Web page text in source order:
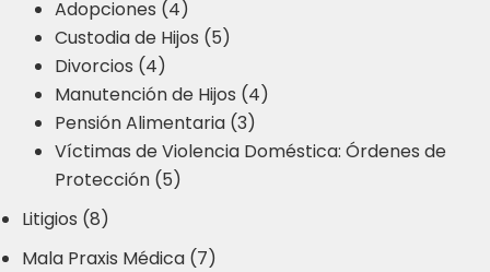
Adopciones (4)
Custodia de Hijos (5)
Divorcios (4)
Manutención de Hijos (4)
Pensión Alimentaria (3)
Víctimas de Violencia Doméstica: Órdenes de
Protección (5)
Litigios (8)
Mala Praxis Médica (7)